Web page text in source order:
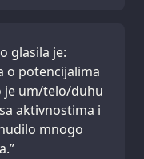
glasila je:
o potencijalima
je um/telo/duhu
aktivnostima i
mnogo